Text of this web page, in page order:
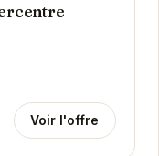
Voir l'offre